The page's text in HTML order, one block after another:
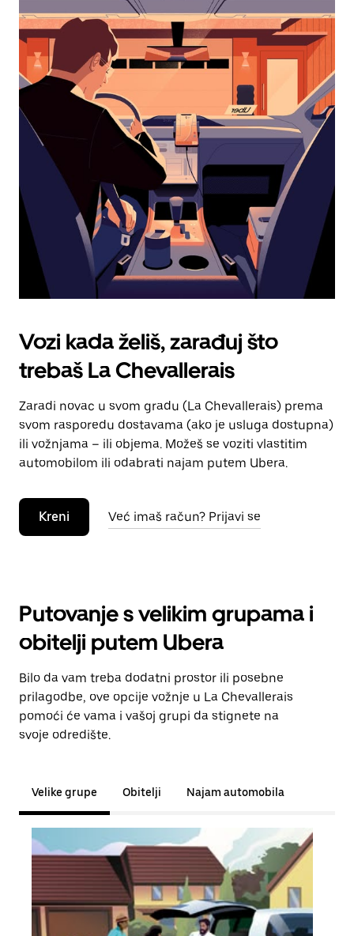
s
kalendarom
odaberi
datum.
Pritisni
tipku
escape
zatvaranje
kalendara.
Vozi kada želiš, zarađuj što
trebaš La Chevallerais
Zaradi novac u svom gradu (La Chevallerais) prema
svom rasporedu dostavama (ako je usluga dostupna)
ili vožnjama – ili objema. Možeš se voziti vlastitim
automobilom ili odabrati najam putem Ubera.
Kreni Već imaš račun? Prijavi se
Putovanje s velikim grupama i
obitelji putem Ubera
Bilo da vam treba dodatni prostor ili posebne
prilagodbe, ove opcije vožnje u La Chevallerais
pomoći će vama i vašoj grupi da stignete na
svoje odredište.
Velike grupe Obitelji Najam automobila